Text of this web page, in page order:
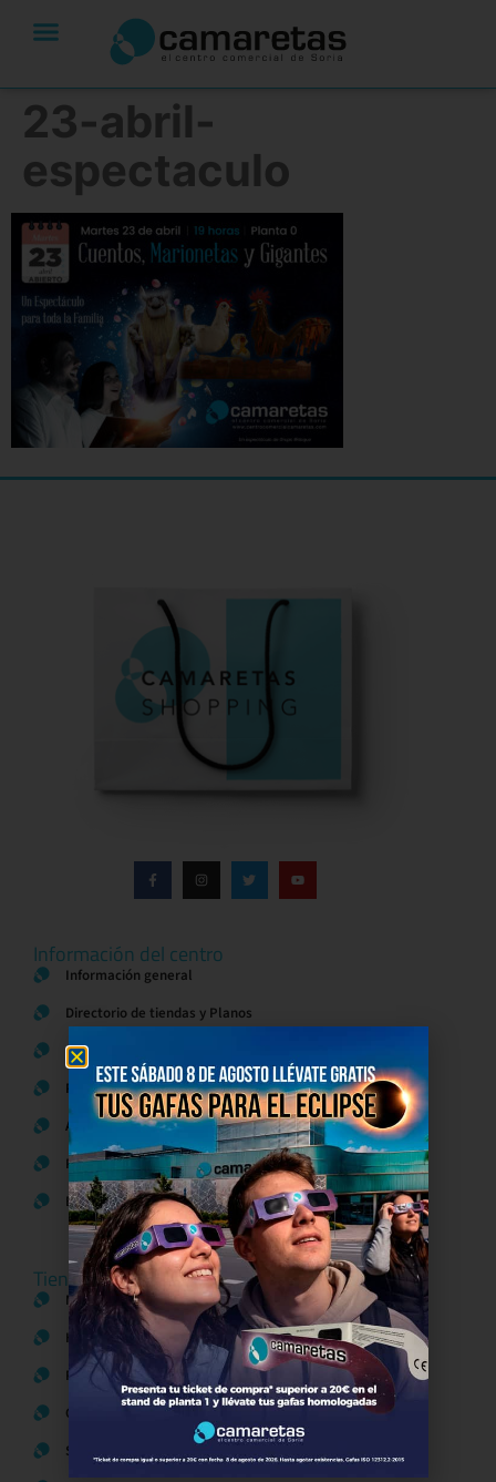
23-abril-
espectaculo
Información del centro
Información general
Directorio de tiendas y Planos
Contacto
Política de Privacidad
Aviso Legal
Política de Cookies
Bases legales Concursos y Promociones
Tiendas
Moda
Hogar y Alimentación
Regalos y Complementos
Ocio y Restauración
Servicios